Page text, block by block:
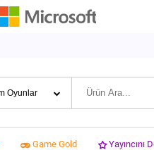
Game Gold Yayıncını